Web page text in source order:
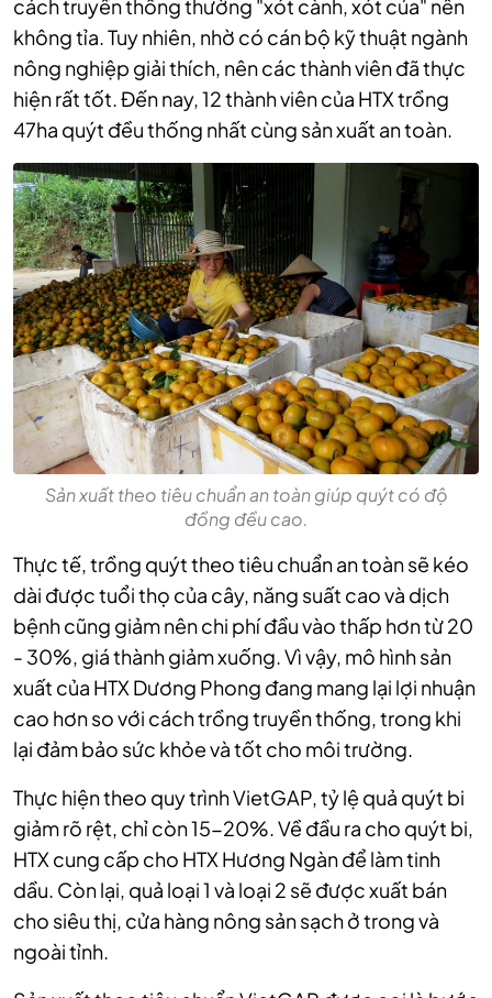
cách truyền thống thường "xót cành, xót của" nên
không tỉa. Tuy nhiên, nhờ có cán bộ kỹ thuật ngành
nông nghiệp giải thích, nên các thành viên đã thực
hiện rất tốt. Đến nay, 12 thành viên của HTX trồng
47ha quýt đều thống nhất cùng sản xuất an toàn.
Sản xuất theo tiêu chuẩn an toàn giúp quýt có độ
đồng đều cao.
Thực tế, trồng quýt theo tiêu chuẩn an toàn sẽ kéo
dài được tuổi thọ của cây, năng suất cao và dịch
bệnh cũng giảm nên chi phí đầu vào thấp hơn từ 20
- 30%, giá thành giảm xuống. Vì vậy, mô hình sản
xuất của HTX Dương Phong đang mang lại lợi nhuận
cao hơn so với cách trồng truyền thống, trong khi
lại đảm bảo sức khỏe và tốt cho môi trường.
Thực hiện theo quy trình VietGAP, tỷ lệ quả quýt bi
giảm rõ rệt, chỉ còn 15-20%. Về đầu ra cho quýt bi,
HTX cung cấp cho HTX Hương Ngàn để làm tinh
dầu. Còn lại, quả loại 1 và loại 2 sẽ được xuất bán
cho siêu thị, cửa hàng nông sản sạch ở trong và
ngoài tỉnh.